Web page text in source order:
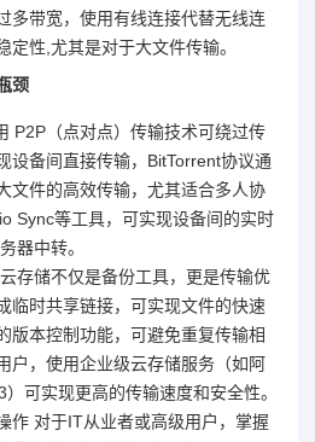
多带宽，使用有线连接代替无线连
定性,尤其是对于大文件传输。
颈
P2P（点对点）传输技术可绕过传
设备间直接传输，BitTorrent协议通
文件的高效传输，尤其适合多人协
Sync等工具，可实现设备间的实时
器中转。
存储不仅是备份工具，更是传输优
临时共享链接，可实现文件的快速
版本控制功能，可避免重复传输相
户，使用企业级云存储服务（如阿
）可实现更高的传输速度和安全性。
作 对于IT从业者或高级用户，掌握